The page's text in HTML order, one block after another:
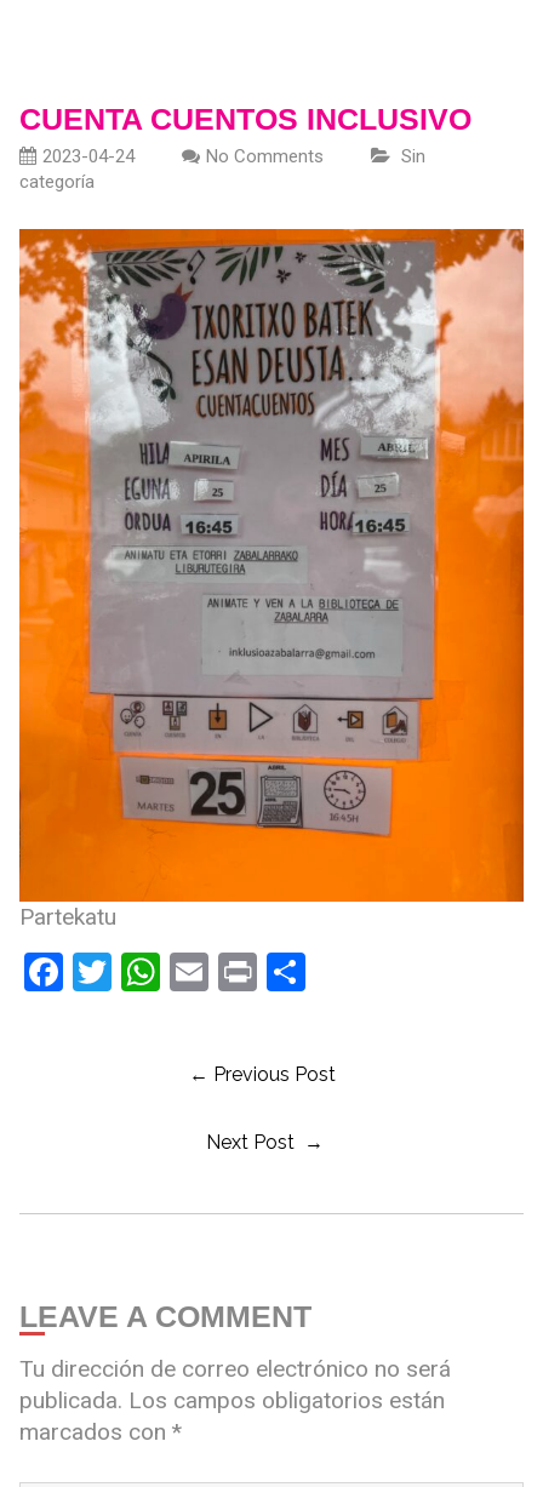
CUENTA CUENTOS INCLUSIVO
2023-04-24 No Comments
Sin
categoría
Partekatu
Facebook
TwitterWhatsApp
EmailPrint
← Previous Post
Next Post →
LEAVE A COMMENT
Tu dirección de correo electrónico no será
publicada. Los campos obligatorios están
marcados con *